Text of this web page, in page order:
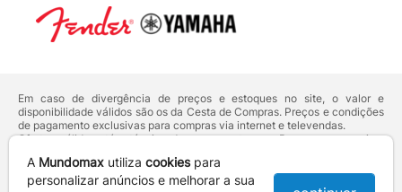
Em caso de divergência de preços e estoques no site, o valor e
disponibilidade válidos são os da Cesta de Compras. Preços e condições
de pagamento exclusivas para compras via internet e televendas.
Ofertas válidas até o término de nossos estoques. Para compras acima
deVenda Corporativa.
Os preços apresentados no site prevalecem sobre outros anunciados em
A Mundomax utiliza cookiespara
personalizar anúncios e melhorar a sua